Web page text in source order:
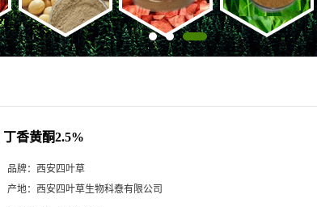
丁香黄酮2.5%
品牌： 西安四叶草
产地： 西安四叶草生物科憃有限公司